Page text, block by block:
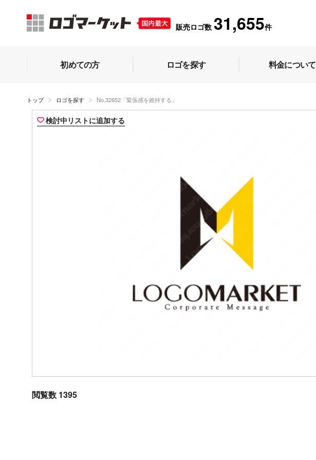
販売ロゴ数 31,655件
初めての方 ロゴを探す 料金について
トップ ロゴを探す No.32652「緊張感を維持する」
検討中リストに追加する
閲覧数 1395